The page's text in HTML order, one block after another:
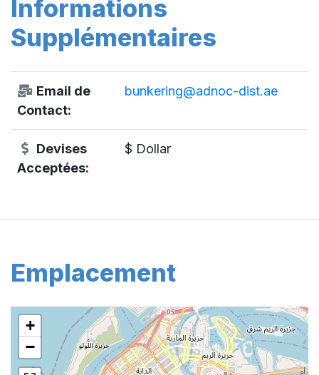
Informations
Supplémentaires
Email de
Contact:
bunkering@adnoc-dist.ae
Devises
Acceptées:
$ Dollar
Emplacement
+
−